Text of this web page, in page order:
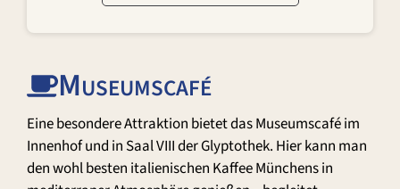
Museumscafé
Eine besondere Attraktion bietet das Museumscafé im
Innenhof und in Saal VIII der Glyptothek. Hier kann man
den wohl besten italienischen Kaffee Münchens in